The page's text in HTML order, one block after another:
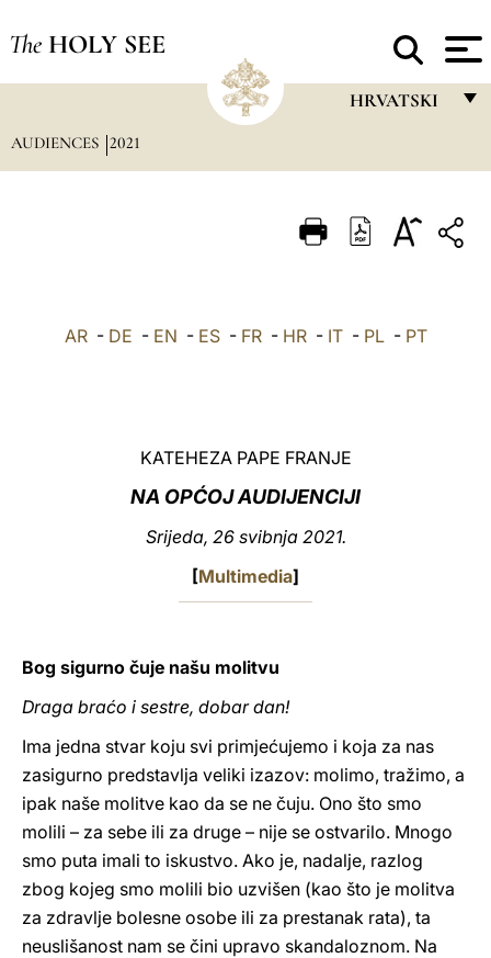
The HOLY SEE
HRVATSKI
ITALIANO
中文
AUDIENCES 2021
AR- DE - EN - ES- FR- HR- IT- PL- PT
KATEHEZA PAPE FRANJE
NA OPĆOJ AUDIJENCIJI
Srijeda, 26 svibnja 2021.
[Multimedia]
Bog sigurno čuje našu molitvu
Draga braćo i sestre, dobar dan!
Ima jedna stvar koju svi primjećujemo i koja za nas
zasigurno predstavlja veliki izazov: molimo, tražimo, a
ipak naše molitve kao da se ne čuju. Ono što smo
molili – za sebe ili za druge – nije se ostvarilo. Mnogo
smo puta imali to iskustvo. Ako je, nadalje, razlog
zbog kojeg smo molili bio uzvišen (kao što je molitva
za zdravlje bolesne osobe ili za prestanak rata), ta
neuslišanost nam se čini upravo skandaloznom. Na